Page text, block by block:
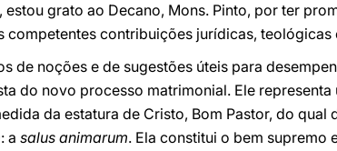
grato ao Decano, Mons. Pinto, por ter
contribuições jurídicas, teológicas
de noções e de sugestões úteis para
do novo processo matrimonial. Ele
da estatura de Cristo, Bom Pastor, do qual
: a salus animarum. Ela constitui o bem supremo